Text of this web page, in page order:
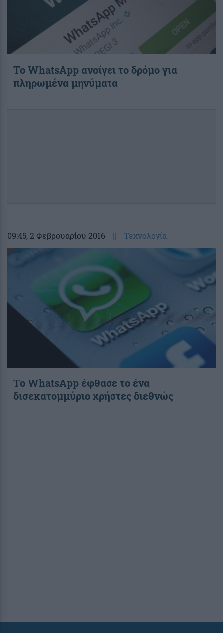
To WhatsApp ανοίγει το δρόμο για
πληρωμένα μηνύματα
09:45, 2 Φεβρουαρίου 2016 || Τεχνολογία
Το WhatsApp έφθασε το ένα
δισεκατομμύριο χρήστες διεθνώς